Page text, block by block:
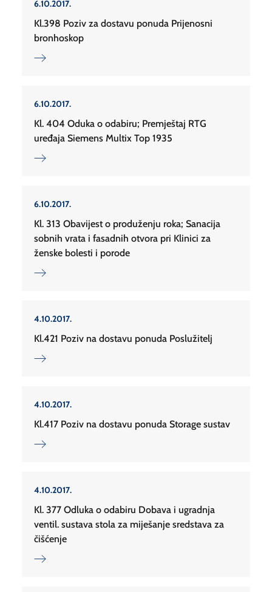
6.10.2017.
Kl.398 Poziv za dostavu ponuda Prijenosni
bronhoskop
6.10.2017.
Kl. 404 Oduka o odabiru; Premještaj RTG
uređaja Siemens Multix Top 1935
6.10.2017.
Kl. 313 Obavijest o produženju roka; Sanacija
sobnih vrata i fasadnih otvora pri Klinici za
ženske bolesti i porode
4.10.2017.
Kl.421 Poziv na dostavu ponuda Poslužitelj
4.10.2017.
Kl.417 Poziv na dostavu ponuda Storage sustav
4.10.2017.
Kl. 377 Odluka o odabiru Dobava i ugradnja
ventil. sustava stola za miješanje sredstava za
čišćenje